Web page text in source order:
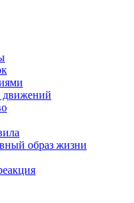
движений
образ жизни